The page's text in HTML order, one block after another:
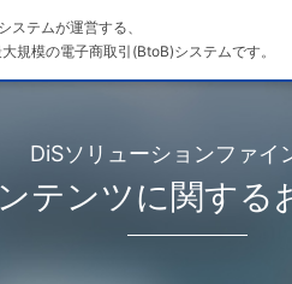
ステムが運営する、
規模の電子商取引(BtoB)システムです。
DiSソリューションファイ
テンツに関する